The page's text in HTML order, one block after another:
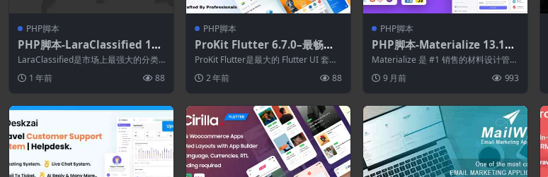
PHP脚本
PHP脚本-LaraClassified 16.
0.1-分类广告Web应用程序
LaraClassified是市场上最强大的分类
1 年前 88
PHP脚本
ProKit Flutter 6.7.0–最畅销
的Flutter UI套件-带有聊天GP
T应用程序
ProKit Flutter是最大的 Flutter UI 套
2 年前 88
PHP脚本
PHP脚本-Materialize 13.11.
0-Next.js.Vuejs.Nuxt.HTML.
Laravel.Django Asp.Net Ma
terial Design管理员模板
Materialize 是 #1 销售的材料设计管理
9 月前 993